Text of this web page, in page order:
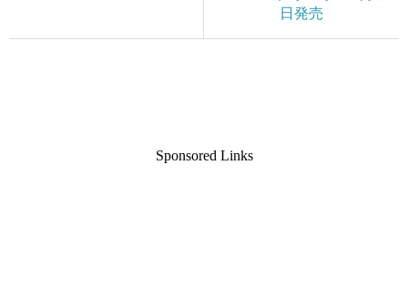
日発売
Sponsored Links